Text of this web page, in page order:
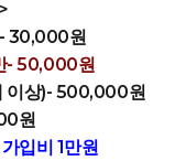
- 30,000원
50,000원
이상)- 500,000원
원
입비 1만원